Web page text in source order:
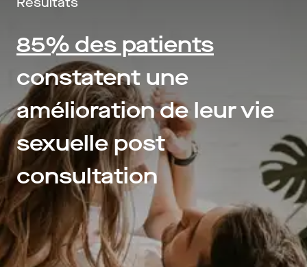
85% des patients
constatent une
amélioration de leur vie
sexuelle post
consultation